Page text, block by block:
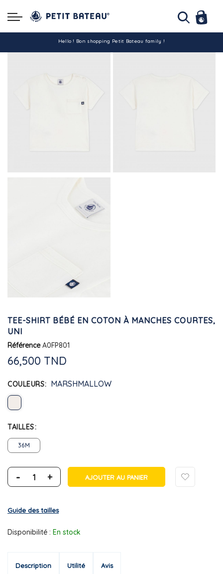
Hello ! Bon shopping Petit Bateau family !
La livraison est assurée partout en Tunisie !
-10% pour tout paiement par carte bancaire (hors promo)
TEE-SHIRT BÉBÉ EN COTON À MANCHES COURTES,
UNI
Référence A0FP801
66,500 TND
COULEURS MARSHMALLOW
TAILLES
36M
- + AJOUTER AU PANIER
Guide des tailles
Disponibilité : En stock
Description Utilité Avis